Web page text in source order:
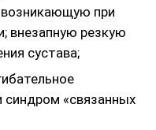
при
внезапную резкую
сустава;
синдром «связанных